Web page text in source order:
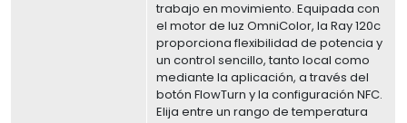
trabajo en movimiento. Equipada con
el motor de luz OmniColor, la Ray 120c
proporciona flexibilidad de potencia y
un control sencillo, tanto local como
mediante la aplicación, a través del
botón FlowTurn y la configuración NFC.
Elija entre un rango de temperatura